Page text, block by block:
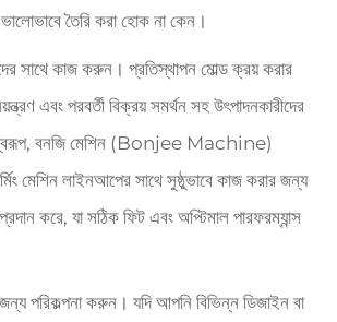
তৈরি করা হোক না কেন।
সাথে কাজ করুন। প্রতিস্থাপন মোল্ড ক্রয় করার
এবং পরবর্তী বিক্রয় সমর্থন সহ উৎপাদনকারীদের
বনজি মেশিন (Bonjee Machine)
মেশিন লাইনআপের সাথে সুষ্ঠুভাবে কাজ করার জন্য
করে, যা সঠিক ফিট এবং অপ্টিমাল পারফরম্যান্স
পরিকল্পনা করুন। যদি আপনি বিভিন্ন ডিজাইন বা